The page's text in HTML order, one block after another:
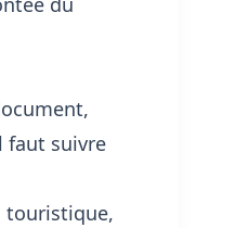
faut suivre
touristique,